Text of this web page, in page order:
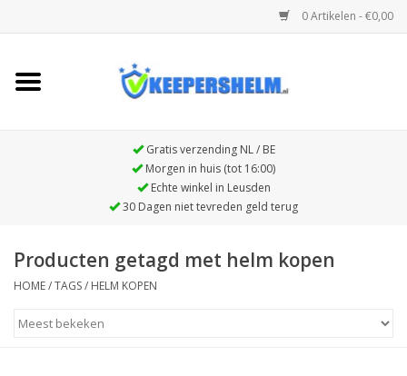
0 Artikelen - €0,00
Home
Full90 Premier beschermende
Gratis verzending NL / BE
Morgen in huis (tot 16:00)
Echte winkel in Leusden
30 Dagen niet tevreden geld terug
Producten getagd met helm kopen
HOME/TAGS/ HELM KOPEN